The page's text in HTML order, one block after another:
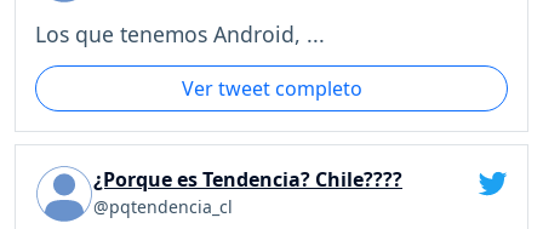
Los que tenemos Android, ...
Ver tweet completo
¿Porque es Tendencia? Chile????
@pqtendencia_cl